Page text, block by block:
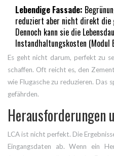
Lebendige Fassade:
reduziert aber nicht direkt die
Dennoch kann sie die
Instandhaltungskosten (Modul
Es geht nicht darum, perfekt zu
schaffen. Oft reicht es, den
wie Flugasche zu reduzieren. Das
gefährden.
Herausforderungen
LCA ist nicht perfekt. Die
Eingangsdaten ab. Wenn ein